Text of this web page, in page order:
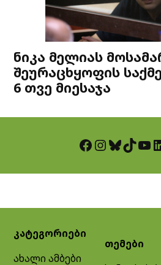
ნიკა მელიას
შეურაცხყოფის
6 თვე მიესაჯა
Facebook InstagramBluesky TikTok YouTube LinkedIn
კატეგორიები
ახალი ამბები
თემები